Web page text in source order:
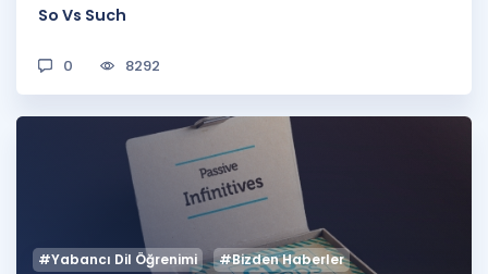
So Vs Such
0 8292
#Yabancı Dil Öğrenimi
#Bizden Haberler